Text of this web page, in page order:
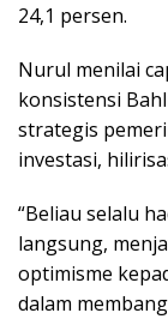
24,1 persen.
Nurul menilai
konsistensi
strategis
investasi,
“Beliau selalu
langsung,
optimisme
dalam